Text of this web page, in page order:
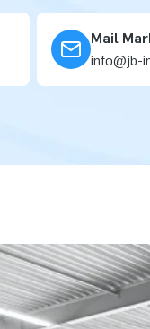
Mail
info@jb-